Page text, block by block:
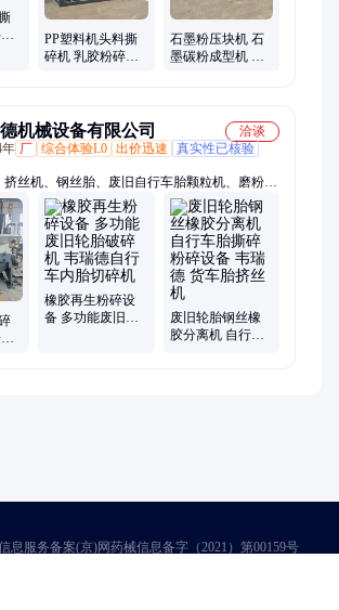
PP塑料机头料撕
碎机 乳胶粉碎机
石墨粉压块机 石
墨碳粉成型机 多
机械设备有限公司
洽谈
年 厂 综合体验L0 出价迅速
真实性已核验
挤丝机、钢丝胎、废旧自行车胎颗粒机、磨粉
块设备、橡胶磨粉、轮胎回收、橡胶破碎机、轮
切边机、塑钢粉碎机、塑料粉碎机、深加工设
、轮胎套胎机、处理生产线、切圈分离机、管道
碎机、塑料破碎机、橡胶碎胶机、薄膜粉碎机、
框粉碎机
橡胶再生粉碎设
备 多功能废旧轮
废旧轮胎钢丝橡
胶分离机 自行车
息服务备案(京)网药械信息备字（2021）第00159号